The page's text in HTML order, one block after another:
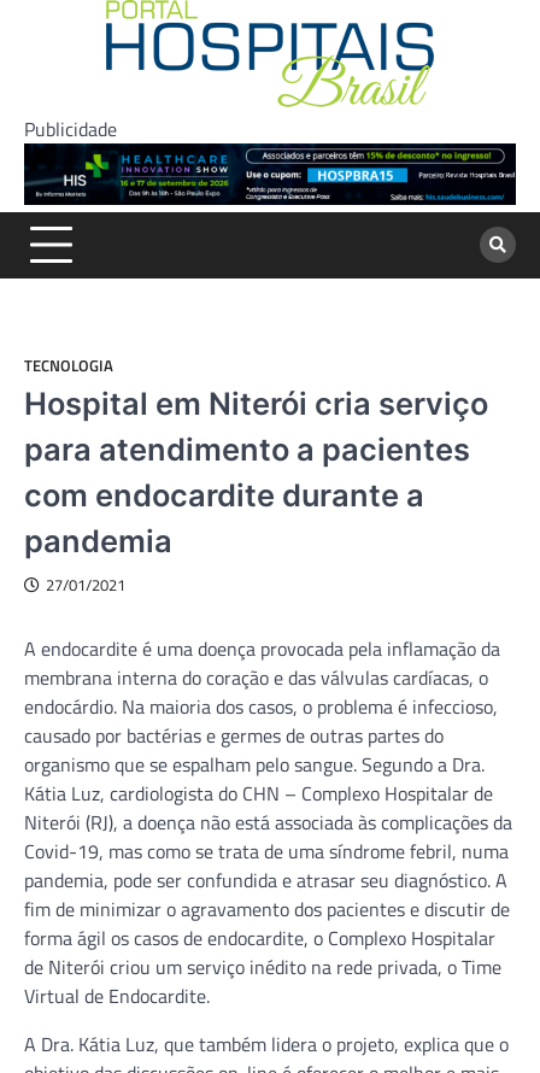
Publicidade
TECNOLOGIA
Hospital em Niterói cria serviço
para atendimento a pacientes
com endocardite durante a
pandemia
27/01/2021
A endocardite é uma doença provocada pela inflamação da
membrana interna do coração e das válvulas cardíacas, o
endocárdio. Na maioria dos casos, o problema é infeccioso,
causado por bactérias e germes de outras partes do
organismo que se espalham pelo sangue. Segundo a Dra.
Kátia Luz, cardiologista do CHN – Complexo Hospitalar de
Niterói (RJ), a doença não está associada às complicações da
Covid-19, mas como se trata de uma síndrome febril, numa
pandemia, pode ser confundida e atrasar seu diagnóstico. A
fim de minimizar o agravamento dos pacientes e discutir de
forma ágil os casos de endocardite, o Complexo Hospitalar
de Niterói criou um serviço inédito na rede privada, o Time
Virtual de Endocardite.
A Dra. Kátia Luz, que também lidera o projeto, explica que o